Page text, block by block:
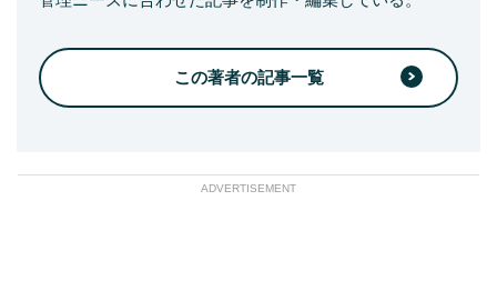
この著者の記事一覧
ADVERTISEMENT